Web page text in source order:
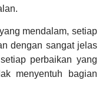
yang mendalam, setiap
dengan sangat jelas
perbaikan yang
menyentuh bagian